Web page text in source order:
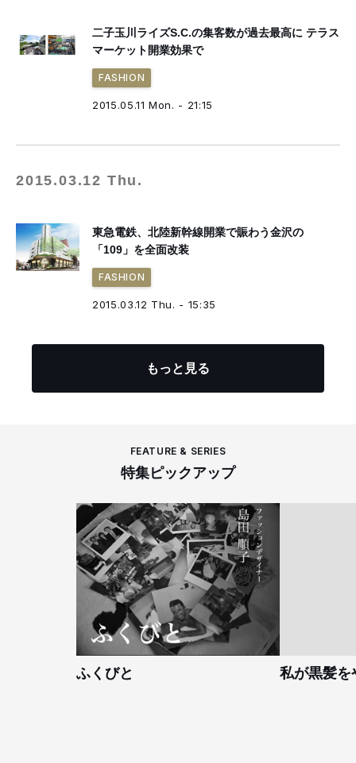
二子玉川ライズS.C.の集客数が過去最高に テラス
マーケット開業効果で
FASHION
2015.05.11 Mon. - 21:15
2015.03.12 Thu.
東急電鉄、北陸新幹線開業で賑わう金沢の
「109」を全面改装
FASHION
2015.03.12 Thu. - 15:35
もっと見る
FEATURE & SERIES
特集ピックアップ
ふくびと 私が黒髪を